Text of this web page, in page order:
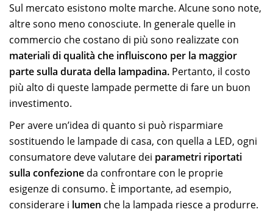
Sul mercato esistono molte marche. Alcune sono note,
altre sono meno conosciute. In generale quelle in
commercio che costano di più sono realizzate con
materiali di qualità che influiscono per la maggior
parte sulla durata della lampadina. Pertanto, il costo
più alto di queste lampade permette di fare un buon
investimento.
Per avere un’idea di quanto si può risparmiare
sostituendo le lampade di casa, con quella a LED, ogni
consumatore deve valutare dei parametri riportati
sulla confezione da confrontare con le proprie
esigenze di consumo. È importante, ad esempio,
considerare i lumen che la lampada riesce a produrre.